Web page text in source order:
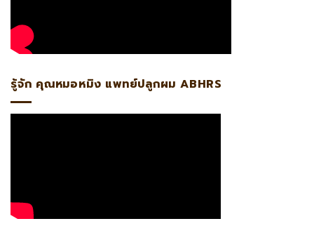
รู้จัก คุณหมอหมิง แพทย์ปลูกผม ABHRS